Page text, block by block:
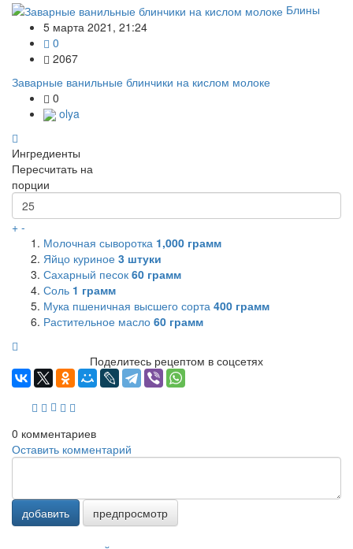
Блины
5 марта 2021, 21:24
0
2067
Заварные ванильные блинчики на кислом молоке
0
olya
Ингредиенты
Пересчитать на
порции
+ -
Молочная сыворотка 1,000 грамм
Яйцо куриное 3 штуки
Сахарный песок 60 грамм
Соль 1 грамм
Мука пшеничная высшего сорта 400 грамм
Растительное масло 60 грамм
Поделитесь рецептом в соцсетях
0 комментариев
Оставить комментарий
добавить предпросмотр